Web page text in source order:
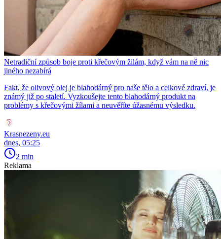
Netradiční způsob boje proti křečovým žilám, když vám na ně nic
jiného nezabírá
Fakt, že olivový olej je blahodárný pro naše tělo a celkové zdraví, je
známý již po staletí. Vyzkoušejte tento blahodárný produkt na
problémy s křečovými žílami a neuvěříte úžasnému výsledku.
Krasnezeny.eu
dnes, 05:25
2 min
Reklama